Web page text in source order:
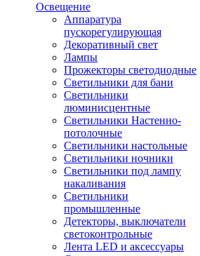
Освещение
Аппаратура
пускорегулирующая
Декоративный свет
Лампы
Прожекторы светодиодные
Светильники для бани
Светильники
люминисцентные
Светильники Настенно-
потолочные
Светильники настольные
Светильники ночники
Светильники под лампу
накаливания
Светильники
промышленные
Детекторы, выключатели
светоконтрольные
Лента LED и аксессуары